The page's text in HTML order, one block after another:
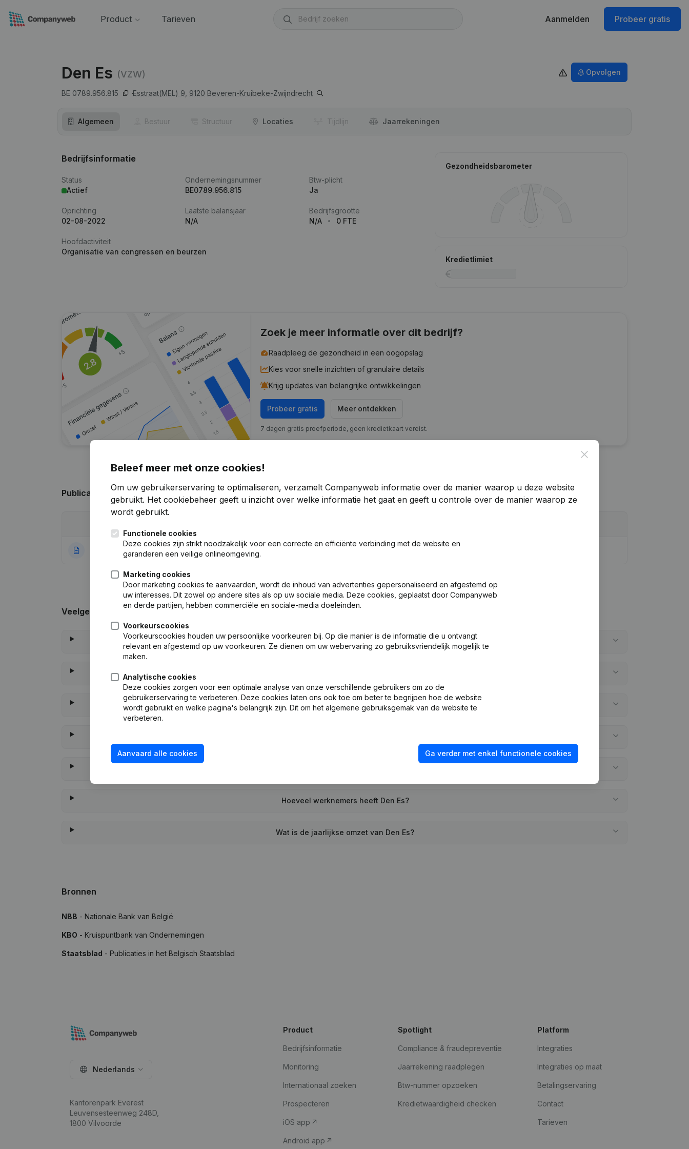
Product Tarieven Aanmelden Probeer gratis
Den Es (VZW)
BE 0789.956.815 Esstraat(MEL) 9, 9120 Beveren-Kruibeke-Zwijndrecht
Opvolgen
Algemeen Bestuur Structuur Locaties Tijdlijn Jaar­rekeningen
Bedrijfsinformatie
Status
Actief
Ondernemingsnummer
BE0789.956.815
Btw-plicht
Ja
Oprichting
02-08-2022
Laatste balansjaar
N/A
Bedrijfsgrootte
N/A
0 FTE
Hoofdactiviteit
Organisatie van congressen en beurzen
Gezondheidsbarometer
Kredietlimiet
Zoek je meer informatie over dit bedrijf?
Raadpleeg de gezondheid in een oogopslag
Kies voor snelle inzichten of granulaire details
Krijg updates van belangrijke ontwikkelingen
Probeer gratis Meer ontdekken
7 dagen gratis proefperiode, geen kredietkaart vereist.
Publicaties van Den Es
Rubriek Oprichting (Nieuwe Rechtspersoon, Opening Bijkantoor, enz...)
Veelgestelde vragen
Wat is het btw-nummer van Den Es?
Wanneer werd Den Es opgericht?
Hoeveel werknemers heeft Den Es?
Wat is de jaarlijkse omzet van Den Es?
Bronnen
NBB - Nationale Bank van België
KBO - Kruispuntbank van Ondernemingen
Staatsblad - Publicaties in het Belgisch Staatsblad
Close
Beleef meer met onze cookies!
Om uw gebruikerservaring te optimaliseren, verzamelt Companyweb informatie over de manier waarop u deze website
gebruikt. Het cookiebeheer geeft u inzicht over welke informatie het gaat en geeft u controle over de manier waarop ze
wordt gebruikt.
Functionele cookies
Deze cookies zijn strikt noodzakelijk voor een correcte en efficiënte verbinding met de website en
garanderen een veilige onlineomgeving.
Marketing cookies
Door marketing cookies te aanvaarden, wordt de inhoud van advertenties gepersonaliseerd en afgestemd op
uw interesses. Dit zowel op andere sites als op uw sociale media. Deze cookies, geplaatst door Companyweb
en derde partijen, hebben commerciële en sociale-media doeleinden.
Voorkeurscookies
Voorkeurscookies houden uw persoonlijke voorkeuren bij. Op die manier is de informatie die u ontvangt
relevant en afgestemd op uw voorkeuren. Ze dienen om uw webervaring zo gebruiksvriendelijk mogelijk te
maken.
Analytische cookies
Deze cookies zorgen voor een optimale analyse van onze verschillende gebruikers om zo de
gebruikerservaring te verbeteren. Deze cookies laten ons ook toe om beter te begrijpen hoe de website
wordt gebruikt en welke pagina's belangrijk zijn. Dit om het algemene gebruiksgemak van de website te
verbeteren.
Aanvaard alle cookies Ga verder met enkel functionele cookies
Nederlands
Kantorenpark Everest
Leuvensesteenweg 248D,
1800 Vilvoorde
Product
Bedrijfsinformatie
Monitoring
Internationaal zoeken
Prospecteren
iOS app
Android app
Spotlight
Compliance & fraudepreventie
Jaarrekening raadplegen
Btw-nummer opzoeken
Kredietwaardigheid checken
Platform
Integraties
Integraties op maat
Betalingservaring
Contact
Tarieven